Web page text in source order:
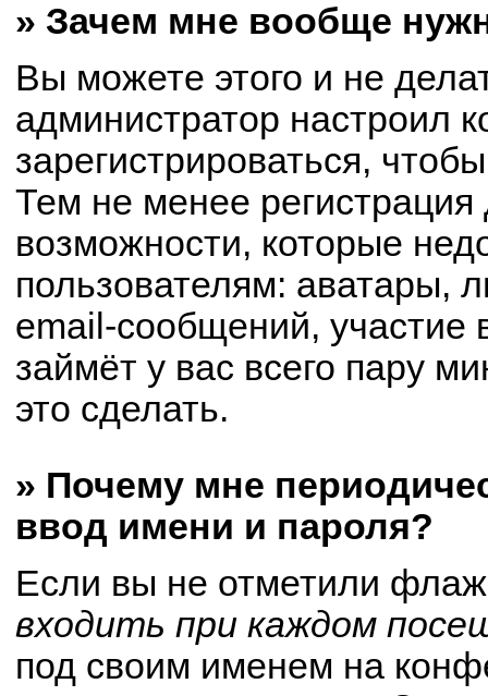
» Зачем мне вообще
Вы можете этого и не
администратор настроил
зарегистрироваться,
Тем не менее
возможности, которые
пользователям: аватары,
email-сообщений, участие
займёт у вас всего пару
это сделать.
» Почему мне
ввод имени и пароля?
Если вы не отметили
входить при каждом
под своим именем на